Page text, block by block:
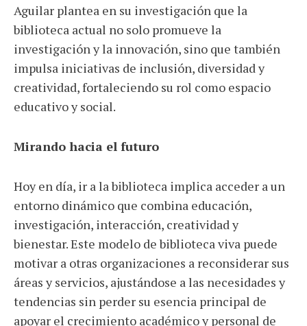
Aguilar plantea en su investigación que la
biblioteca actual no solo promueve la
investigación y la innovación, sino que también
impulsa iniciativas de inclusión, diversidad y
creatividad, fortaleciendo su rol como espacio
educativo y social.
Mirando hacia el futuro
Hoy en día, ir a la biblioteca implica acceder a un
entorno dinámico que combina educación,
investigación, interacción, creatividad y
bienestar. Este modelo de biblioteca viva puede
motivar a otras organizaciones a reconsiderar sus
áreas y servicios, ajustándose a las necesidades y
tendencias sin perder su esencia principal de
apoyar el crecimiento académico y personal de